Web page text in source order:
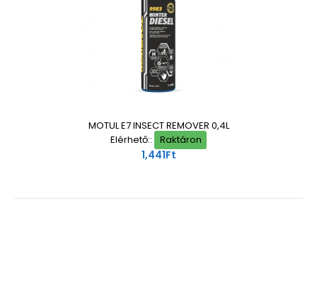
MOTUL E7 INSECT REMOVER 0,4L
Elérhető::
Raktáron
1,441Ft